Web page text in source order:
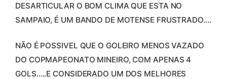
DESARTICULAR O BOM CLIMA QUE ESTA NO
SAMPAIO, É UM BANDO DE MOTENSE FRUSTRADO….
NÃO É POSSIVEL QUE O GOLEIRO MENOS VAZADO
DO COPMAPEONATO MINEIRO, COM APENAS 4
GOLS…..E CONSIDERADO UM DOS MELHORES